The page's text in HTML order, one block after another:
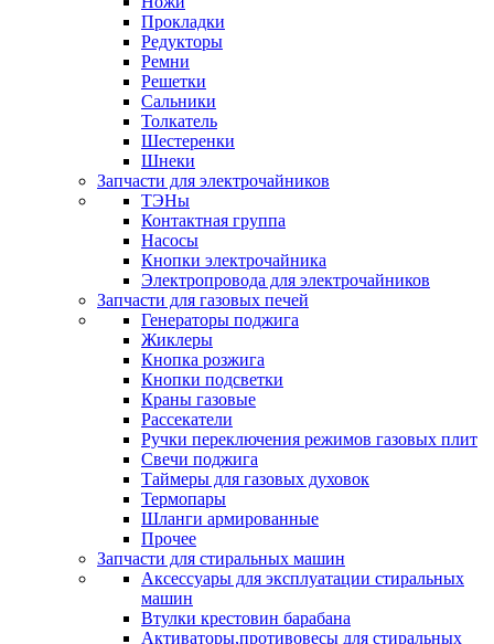
Прокладки
Редукторы
Ремни
Решетки
Сальники
Толкатель
Шестеренки
Шнеки
Запчасти для электрочайников
ТЭНы
Контактная группа
Насосы
Кнопки электрочайника
Электропровода для электрочайников
Запчасти для газовых печей
Генераторы поджига
Жиклеры
Кнопка розжига
Кнопки подсветки
Краны газовые
Рассекатели
Ручки переключения режимов газовых плит
Свечи поджига
Таймеры для газовых духовок
Термопары
Шланги армированные
Прочее
Запчасти для стиральных машин
Аксессуары для эксплуатации стиральных
машин
Втулки крестовин барабана
Активаторы,противовесы для стиральных